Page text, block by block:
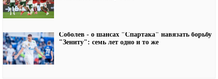
Соболев - о шансах "Спартака" навязать борьбу
"Зениту": семь лет одно и то же